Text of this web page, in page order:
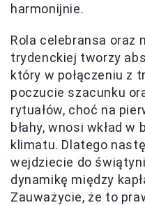
harmonijnie.
Rola celebransa oraz
trydenckiej tworzy
który w połączeniu z
poczucie szacunku
rytuałów, choć na
błahy, wnosi wkład
klimatu. Dlatego
wejdziecie do
dynamikę między
Zauważycie, że to